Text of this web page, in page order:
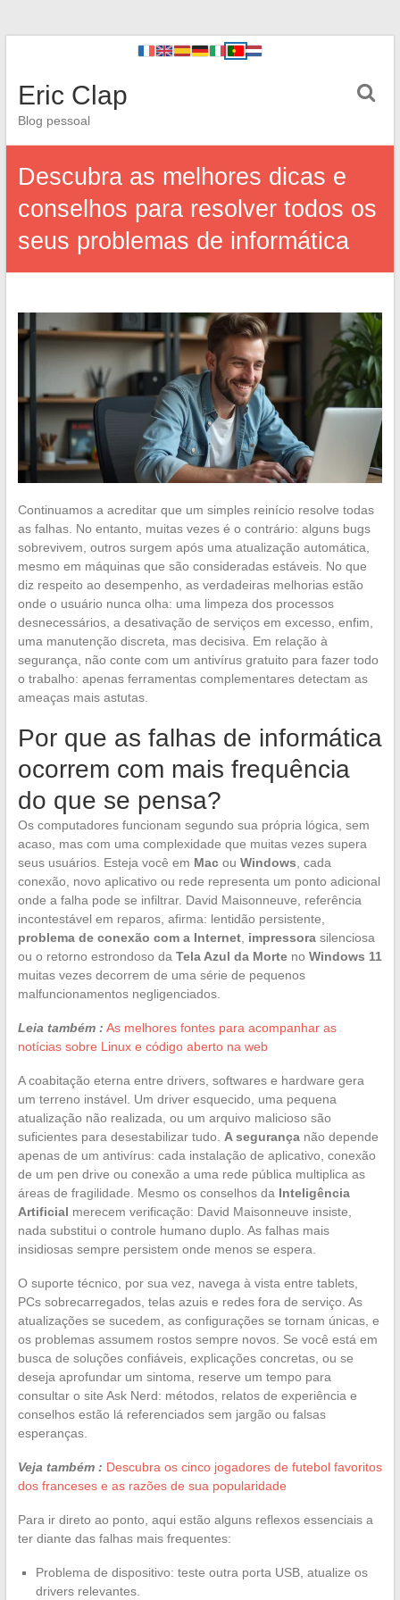
Eric Clap
Blog pessoal
Descubra as melhores dicas e
conselhos para resolver todos os
seus problemas de informática
Continuamos a acreditar que um simples reinício resolve todas
as falhas. No entanto, muitas vezes é o contrário: alguns bugs
sobrevivem, outros surgem após uma atualização automática,
mesmo em máquinas que são consideradas estáveis. No que
diz respeito ao desempenho, as verdadeiras melhorias estão
onde o usuário nunca olha: uma limpeza dos processos
desnecessários, a desativação de serviços em excesso, enfim,
uma manutenção discreta, mas decisiva. Em relação à
segurança, não conte com um antivírus gratuito para fazer todo
o trabalho: apenas ferramentas complementares detectam as
ameaças mais astutas.
Por que as falhas de informática
ocorrem com mais frequência
do que se pensa?
Os computadores funcionam segundo sua própria lógica, sem
acaso, mas com uma complexidade que muitas vezes supera
seus usuários. Esteja você em Macou Windows , cada
conexão, novo aplicativo ou rede representa um ponto adicional
onde a falha pode se infiltrar. David Maisonneuve, referência
incontestável em reparos, afirma: lentidão persistente,
problema de conexão com a Internet, impressorasilenciosa
ou o retorno estrondoso da Tela Azul da Morteno Windows 11
muitas vezes decorrem de uma série de pequenos
malfuncionamentos negligenciados.
Leia também : As melhores fontes para acompanhar as
notícias sobre Linux e código aberto na web
A coabitação eterna entre drivers, softwares e hardware gera
um terreno instável. Um driver esquecido, uma pequena
atualização não realizada, ou um arquivo malicioso são
suficientes para desestabilizar tudo. A segurançanão depende
apenas de um antivírus: cada instalação de aplicativo, conexão
de um pen drive ou conexão a uma rede pública multiplica as
áreas de fragilidade. Mesmo os conselhos da Inteligência
Artificial merecem verificação: David Maisonneuve insiste,
nada substitui o controle humano duplo. As falhas mais
insidiosas sempre persistem onde menos se espera.
O suporte técnico, por sua vez, navega à vista entre tablets,
PCs sobrecarregados, telas azuis e redes fora de serviço. As
atualizações se sucedem, as configurações se tornam únicas, e
os problemas assumem rostos sempre novos. Se você está em
busca de soluções confiáveis, explicações concretas, ou se
deseja aprofundar um sintoma, reserve um tempo para
consultar o site Ask Nerd: métodos, relatos de experiência e
conselhos estão lá referenciados sem jargão ou falsas
esperanças.
Veja também : Descubra os cinco jogadores de futebol favoritos
dos franceses e as razões de sua popularidade
Para ir direto ao ponto, aqui estão alguns reflexos essenciais a
ter diante das falhas mais frequentes:
Problema de dispositivo: teste outra porta USB, atualize os
drivers relevantes.